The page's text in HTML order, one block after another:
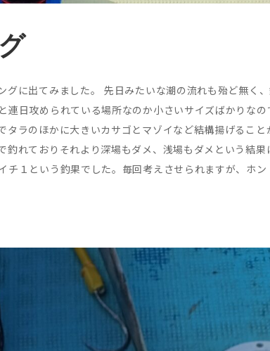
に出てみました。 先日みたいな潮の流れも殆ど無く
日攻められている場所なのか小さいサイズばかりな
ラのほかに大きいカサゴとマゾイなど結構揚げるこ
れておりそれより深場もダメ、浅場もダメという結果
チ１という釣果でした。毎回考えさせられますが、ホ